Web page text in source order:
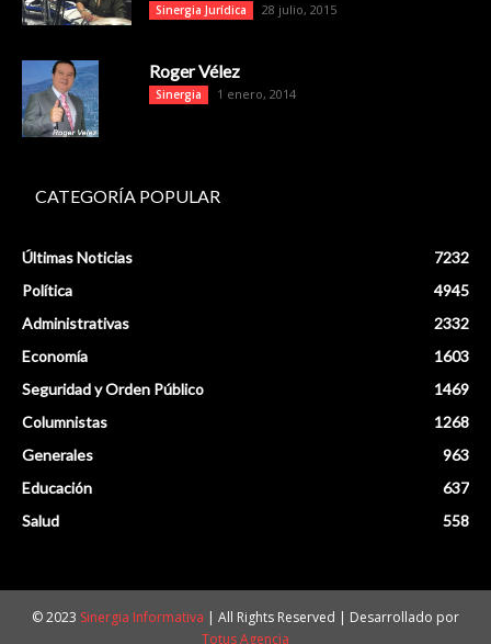
Sinergia Jurídica 28 julio, 2015
Roger Vélez
Sinergia 1 enero, 2014
CATEGORÍA POPULAR
Últimas Noticias
7232
Política
4945
Administrativas
2332
Economía
1603
Seguridad y Orden Público
1469
Columnistas
1268
Generales
963
Educación
637
Salud
558
© 2023 Sinergia Informativa | All Rights Reserved | Desarrollado por
Totus Agencia